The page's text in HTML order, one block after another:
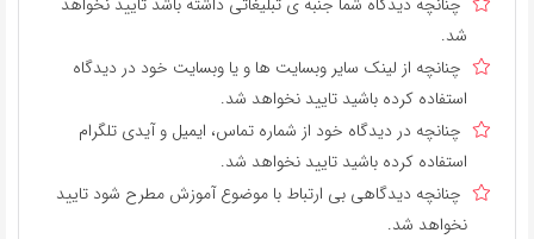
شد.
چنانچه از لینک سایر وبسایت ها و یا وبسایت خود در دیدگاه
استفاده کرده باشید تایید نخواهد شد.
چنانچه در دیدگاه خود از شماره تماس، ایمیل و آیدی تلگرام
استفاده کرده باشید تایید نخواهد شد.
چنانچه دیدگاهی بی ارتباط با موضوع آموزش مطرح شود تایید
نخواهد شد.